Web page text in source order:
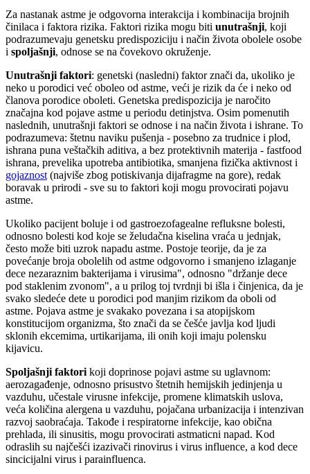
Za nastanak astme je odgovorna interakcija i kombinacija brojnih
činilaca i faktora rizika. Faktori rizika mogu biti unutrašnji, koji
podrazumevaju genetsku predispoziciju i način života obolele osobe
i spoljašnji, odnose se na čovekovo okruženje.
Unutrašnji faktori: genetski (nasledni) faktor znači da, ukoliko je
neko u porodici već oboleo od astme, veći je rizik da će i neko od
članova porodice oboleti. Genetska predispozicija je naročito
značajna kod pojave astme u periodu detinjstva. Osim pomenutih
naslednih, unutrašnji faktori se odnose i na način života i ishrane. To
podrazumeva: štetnu naviku pušenja - posebno za trudnice i plod,
ishrana puna veštačkih aditiva, a bez protektivnih materija - fastfood
ishrana, prevelika upotreba antibiotika, smanjena fizička aktivnost i
gojaznost (najviše zbog potiskivanja dijafragme na gore), redak
boravak u prirodi - sve su to faktori koji mogu provocirati pojavu
astme.
Ukoliko pacijent boluje i od gastroezofagealne refluksne bolesti,
odnosno bolesti kod koje se želudačna kiselina vraća u jednjak,
često može biti uzrok napadu astme. Postoje teorije, da je za
povećanje broja obolelih od astme odgovorno i smanjeno izlaganje
dece nezaraznim bakterijama i virusima", odnosno "držanje dece
pod staklenim zvonom", a u prilog toj tvrdnji bi išla i činjenica, da je
svako sledeće dete u porodici pod manjim rizikom da oboli od
astme. Pojava astme je svakako povezana i sa atopijskom
konstitucijom organizma, što znači da se češće javlja kod ljudi
sklonih ekcemima, urtikarijama, ili onih koji imaju polensku
kijavicu.
Spoljašnji faktori koji doprinose pojavi astme su uglavnom:
aerozagađenje, odnosno prisustvo štetnih hemijskih jedinjenja u
vazduhu, učestale virusne infekcije, promene klimatskih uslova,
veća količina alergena u vazduhu, pojačana urbanizacija i intenzivan
razvoj saobraćaja. Takođe i respiratorne infekcije, kao obična
prehlada, ili sinusitis, mogu provocirati astmaticni napad. Kod
odraslih su najčešći izazivači rinovirus i virus influence, a kod dece
sincicijalni virus i parainfluenca.